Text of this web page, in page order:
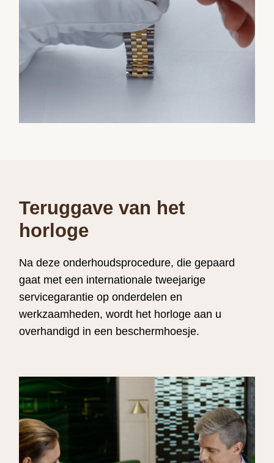
Teruggave van het
horloge
Na deze onderhouds­procedure, die gepaard
gaat met een internationale tweejarige
servicegarantie op onderdelen en
werkzaamheden, wordt het horloge aan u
overhandigd in een beschermhoesje.